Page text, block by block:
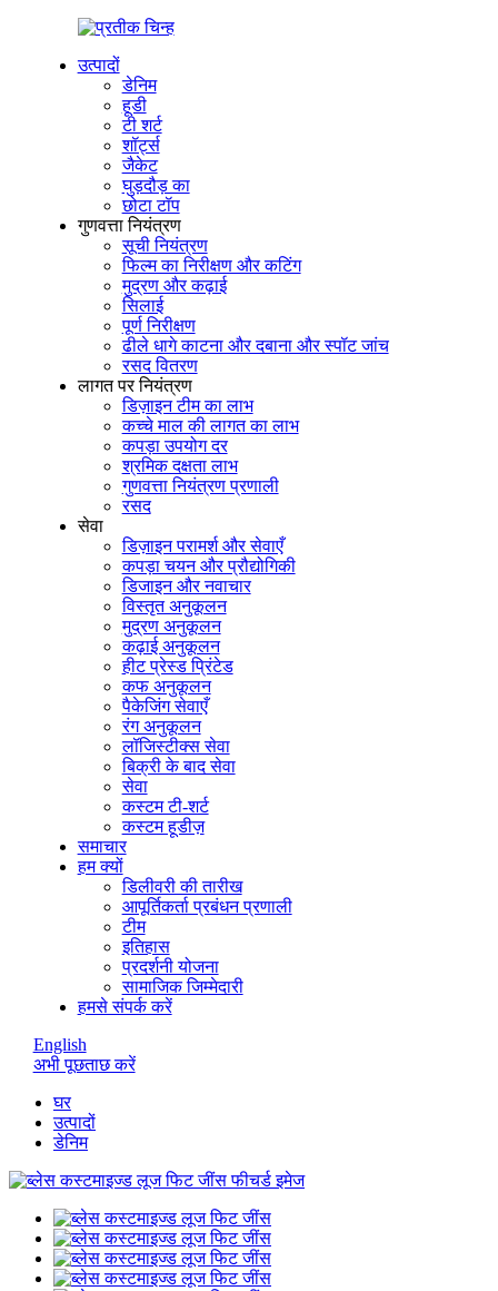
उत्पादों
डेनिम
हूडी
टी शर्ट
शॉर्ट्स
जैकेट
घुड़दौड़ का
छोटा टॉप
गुणवत्ता नियंत्रण
सूची नियंत्रण
फिल्म का निरीक्षण और कटिंग
मुद्रण और कढ़ाई
सिलाई
पूर्ण निरीक्षण
ढीले धागे काटना और दबाना और स्पॉट जांच
रसद वितरण
लागत पर नियंत्रण
डिज़ाइन टीम का लाभ
कच्चे माल की लागत का लाभ
कपड़ा उपयोग दर
श्रमिक दक्षता लाभ
गुणवत्ता नियंत्रण प्रणाली
रसद
सेवा
डिज़ाइन परामर्श और सेवाएँ
कपड़ा चयन और प्रौद्योगिकी
डिजाइन और नवाचार
विस्तृत अनुकूलन
मुद्रण अनुकूलन
कढ़ाई अनुकूलन
हीट प्रेस्ड प्रिंटेड
कफ अनुकूलन
पैकेजिंग सेवाएँ
रंग अनुकूलन
लॉजिस्टीक्स सेवा
बिक्री के बाद सेवा
सेवा
कस्टम टी-शर्ट
कस्टम हूडीज़
समाचार
हम क्यों
डिलीवरी की तारीख
आपूर्तिकर्ता प्रबंधन प्रणाली
टीम
इतिहास
प्रदर्शनी योजना
सामाजिक जिम्मेदारी
हमसे संपर्क करें
English
अभी पूछताछ करें
घर
उत्पादों
डेनिम